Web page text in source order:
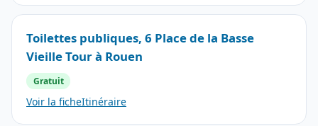
Toilettes publiques, 6 Place de la Basse
Vieille Tour à Rouen
Gratuit
Voir la ficheItinéraire